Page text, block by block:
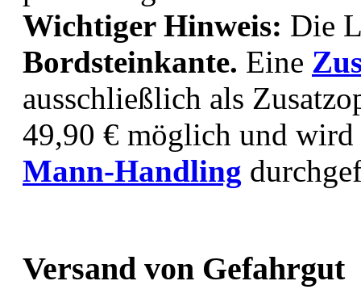
Wichtiger Hinweis: Die
Bordsteinkante. Eine
ausschließlich als
49,90 € möglich und
Mann-Handling
Versand von Gefahrgut